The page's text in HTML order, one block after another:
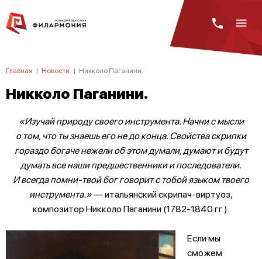
Главная | Новости | Никколо Паганини.
Никколо Паганини.
«Изучай природу своего инструмента. Начни с мысли
о том, что ты знаешь его не до конца. Свойства скрипки
гораздо богаче нежели об этом думали, думают и будут
думать все наши предшественники и последователи.
И всегда помни-твой бог говорит с тобой языком твоего
инструмента.»— итальянский скрипач-виртуоз,
композитор Никколо Паганини (1782-1840 гг.).
Если мы
сможем